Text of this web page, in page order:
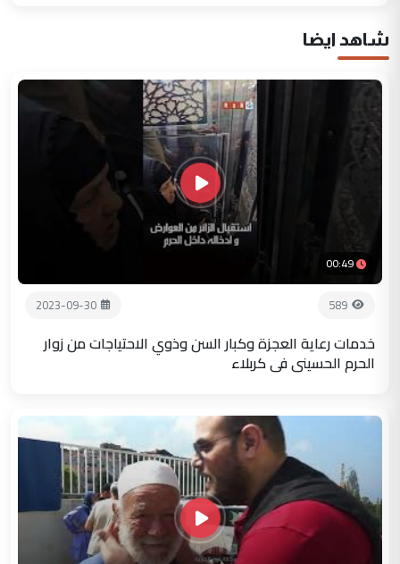
شاهد ايضا
00:49
589
2023-09-30
خدمات رعاية العجزة وكبار السن وذوي الاحتياجات من زوار
الحرم الحسيني في كربلاء